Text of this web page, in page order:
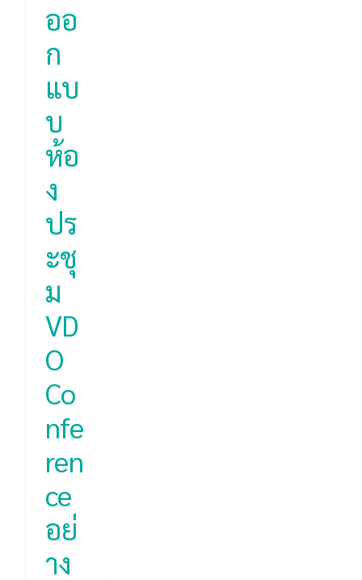
ออ
ก
แบ
บ
ห้อ
ง
ปร
ะชุ
ม
VD
O
Co
nfe
ren
ce
อย่
าง